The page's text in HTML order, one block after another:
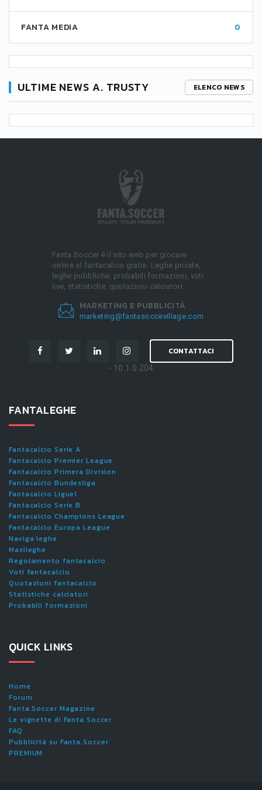
FANTA MEDIA 0
ULTIME NEWS A. TRUSTY ELENCO NEWS
Fanta.Soccer è il sito web per giocare
online al fantacalcio gratis. Leghe private,
leghe pubbliche, probabili formazioni, voti
live, statistiche, quotazioni calciatori.
MARKETING E PUBBLICITÀ
marketing@fantasoccevillage.com
CONTATTACI
- 10.1.0.204
FANTALEGHE
Fantacalcio Serie A
Fantacalcio Premier League
Fantacalcio Primera Division
Fantacalcio Bundesliga
Fantacalcio Ligue1
Fantacalcio Serie B
Fantacalcio Champions League
Fantacalcio Europa League
Naviga leghe
Maxileghe
Regolamento fantacalcio
Voti fantacalcio
Quotazioni fantacalcio
Statistiche calciatori
Probabili formazioni
QUICK LINKS
Home
Forum
Fanta.Soccer Magazine
Le vignette di Fanta.Soccer
FAQ
Pubblicità su Fanta.Soccer
PREMIUM